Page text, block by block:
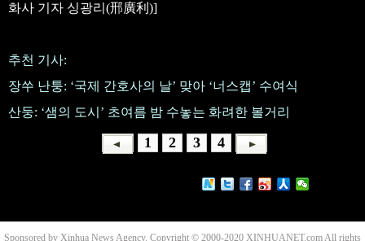
화사 기자 싱광리(邢廣利)]
추천 기사:
장쑤 난퉁: ‘국제 간호사의 날’ 맞아 ‘너스캡’ 수여식
산둥: ‘샘의 도시’ 초여름 밤 수놓는 화려한 볼거리
1 2 3 4